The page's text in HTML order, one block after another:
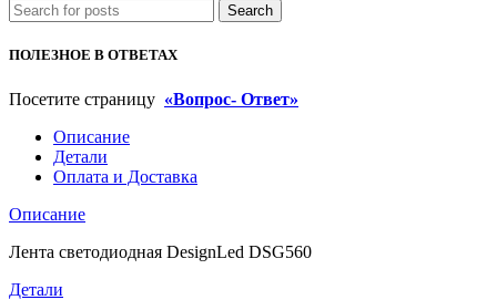
Search
ПОЛЕЗНОЕ В ОТВЕТАХ
Посетите страницу «Вопрос- Ответ»
Описание
Детали
Оплата и Доставка
Описание
Лента светодиодная DesignLed DSG560
Детали